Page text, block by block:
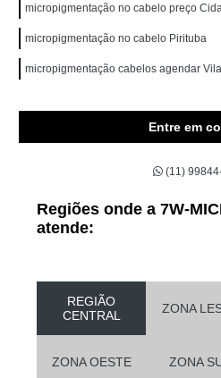
micropigmentação no cabelo preço
micropigmentação no cabelo Pirituba
micropigmentação cabelos agendar
Entre em
(11)
Regiões onde a 7W-
atende:
REGIÃO
CENTRAL
ZONA
ZONA OESTE ZONA